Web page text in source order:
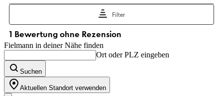
Fielmann in deiner Nähe finden
Ort oder PLZ eingeben
Suchen
Aktuellen Standort verwenden